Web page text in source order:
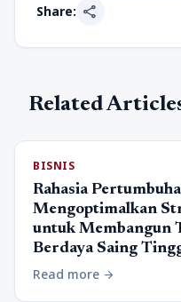
Share: share
Related
BISNIS
Rahasia
Mengoptimalkan
untuk Membangun
Berdaya Saing
Read more arrow_forward